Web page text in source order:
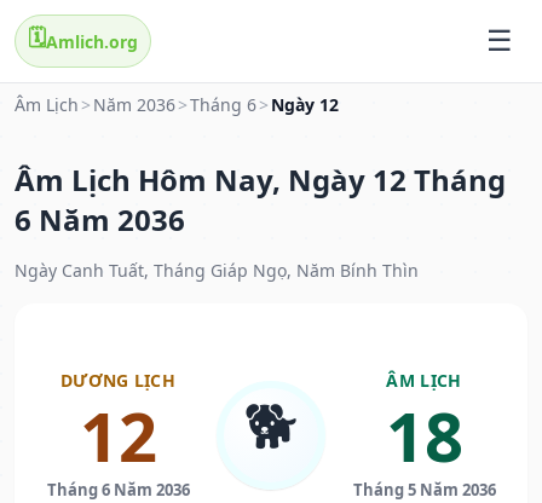
🗓️Amlich.org
Âm Lịch > Năm 2036>Tháng 6> Ngày 12
Âm Lịch Hôm Nay, Ngày 12 Tháng
6 Năm 2036
Ngày Canh Tuất, Tháng Giáp Ngọ, Năm Bính Thìn
DƯƠNG LỊCH
12
Tháng 6 Năm 2036
🐕
ÂM LỊCH
18
Tháng 5 Năm 2036